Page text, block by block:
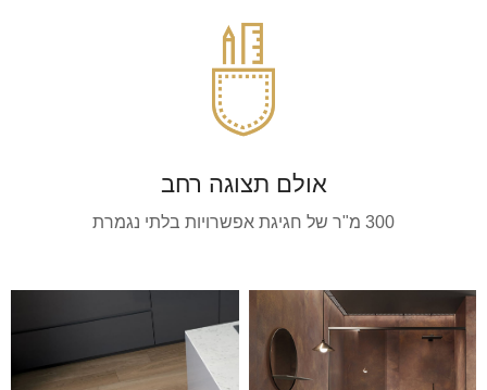
אולם תצוגה רחב
300 מ"ר של חגיגת אפשרויות בלתי נגמרת